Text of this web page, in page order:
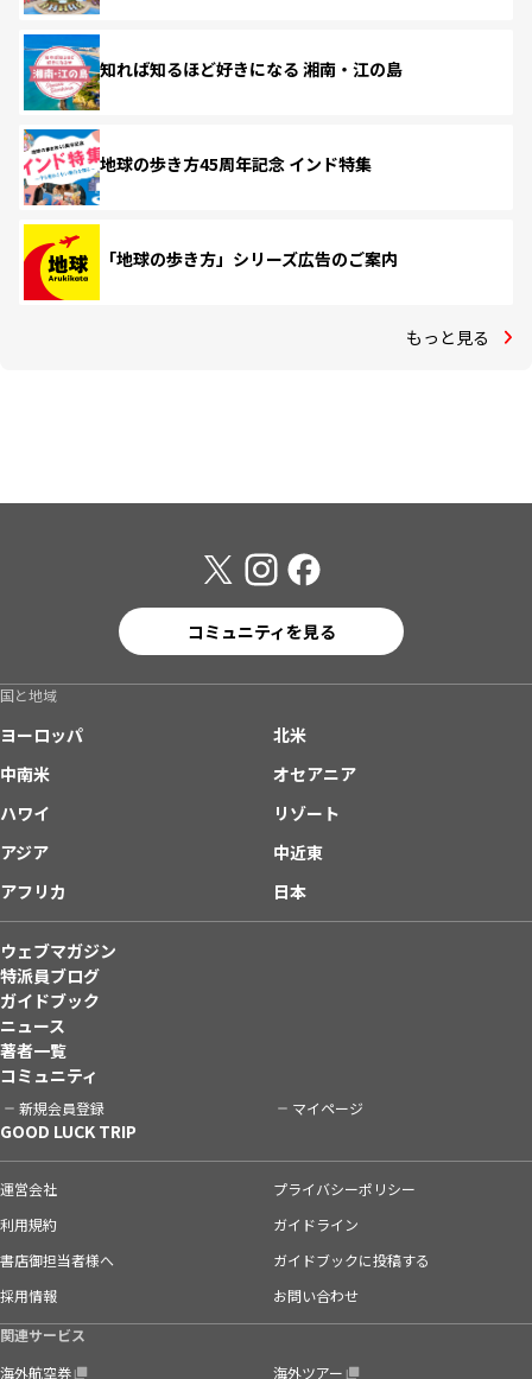
知れば知るほど好きになる 湘南・江の島
地球の歩き方45周年記念 インド特集
「地球の歩き方」シリーズ広告のご案内
もっと見る
コミュニティを見る
国と地域
ヨーロッパ
北米
中南米
オセアニア
ハワイ
リゾート
アジア
中近東
アフリカ
日本
ウェブマガジン
特派員ブログ
ガイドブック
ニュース
著者一覧
コミュニティ
新規会員登録 マイページ
GOOD LUCK TRIP
運営会社
プライバシーポリシー
利用規約
ガイドライン
書店御担当者様へ
ガイドブックに投稿する
採用情報
お問い合わせ
関連サービス
海外航空券
海外ツアー